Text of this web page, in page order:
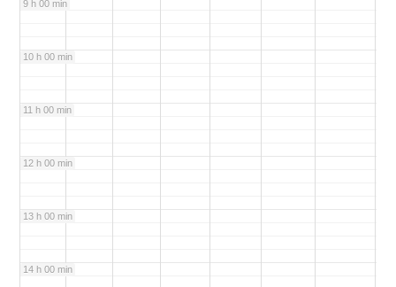
9 h 00 min
10 h 00 min
11 h 00 min
12 h 00 min
13 h 00 min
14 h 00 min